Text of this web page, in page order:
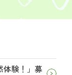
体験！」募